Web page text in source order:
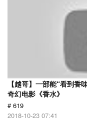
【越哥】一部能“看到
奇幻电影《香水》
# 619
2018-10-23 07:41